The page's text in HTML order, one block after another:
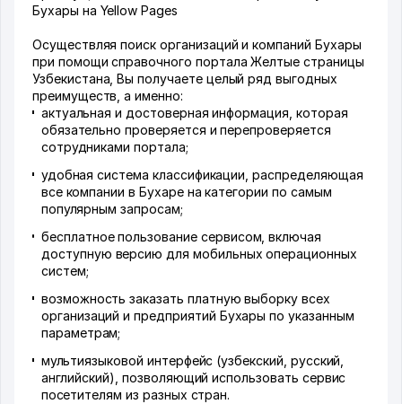
Бухары на Yellow Pages
Осуществляя поиск организаций и компаний Бухары
при помощи справочного портала Желтые страницы
Узбекистана, Вы получаете целый ряд выгодных
преимуществ, а именно:
актуальная и достоверная информация, которая
обязательно проверяется и перепроверяется
сотрудниками портала;
удобная система классификации, распределяющая
все компании в Бухаре на категории по самым
популярным запросам;
бесплатное пользование сервисом, включая
доступную версию для мобильных операционных
систем;
возможность заказать платную выборку всех
организаций и предприятий Бухары по указанным
параметрам;
мультиязыковой интерфейс (узбекский, русский,
английский), позволяющий использовать сервис
посетителям из разных стран.